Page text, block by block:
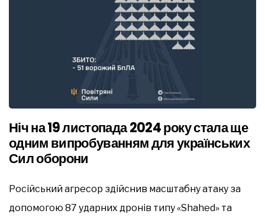
Ніч на 19 листопада 2024 року стала ще
одним випробуванням для українських
Сил оборони
Російський агресор здійснив масштабну атаку за
допомогою 87 ударних дронів типу «Shahed» та